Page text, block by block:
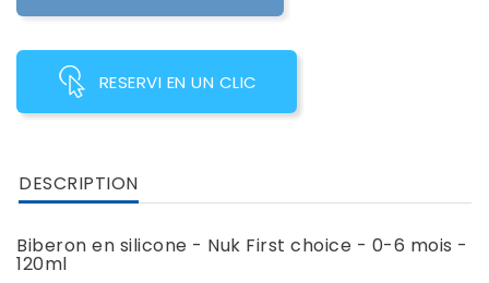
RESERVI EN UN CLIC
DESCRIPTION
Biberon en silicone - Nuk First choice - 0-6 mois -
120ml